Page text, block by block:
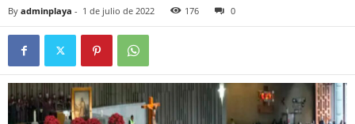
By adminplaya - 1 de julio de 2022 176 0